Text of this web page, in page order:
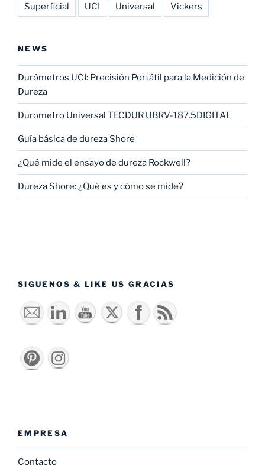
Superficial UCI Universal Vickers
NEWS
Durómetros UCI: Precisión Portátil para la Medición de
Dureza
Durometro Universal TECDUR UBRV-187.5DIGITAL
Guía básica de dureza Shore
¿Qué mide el ensayo de dureza Rockwell?
Dureza Shore: ¿Qué es y cómo se mide?
SIGUENOS & LIKE US GRACIAS
EMPRESA
Contacto